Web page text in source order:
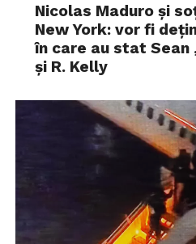
Nicolas Maduro și
New York: vor fi
în care au stat Sean
și R. Kelly